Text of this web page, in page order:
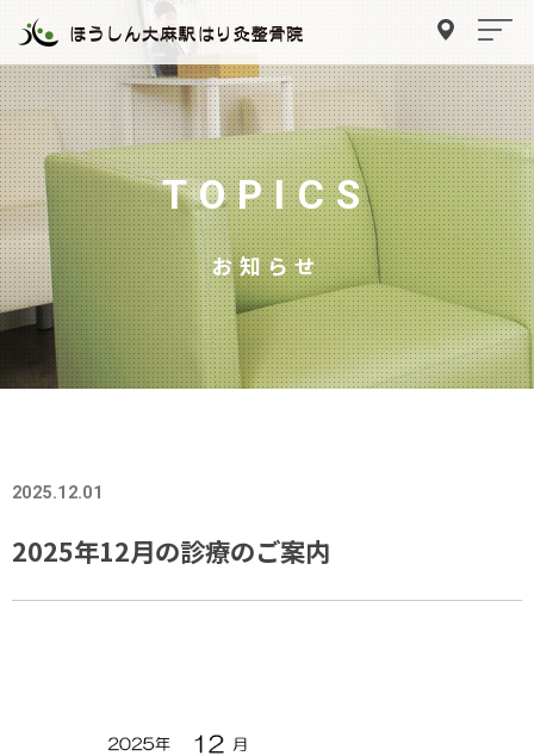
TOPICS
お知らせ
2025.12.01
2025年12月の診療のご案内